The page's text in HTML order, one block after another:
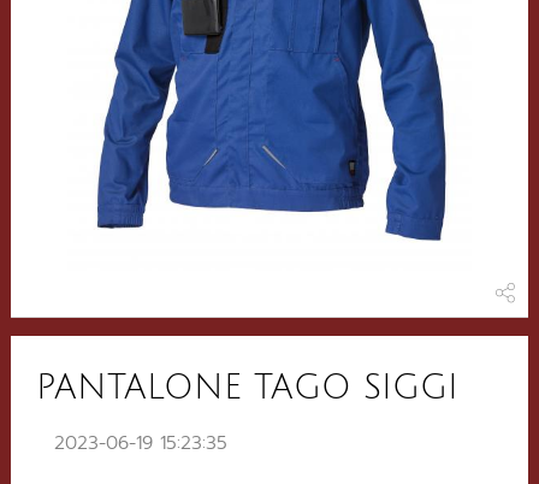
PANTALONE TAGO SIGGI
2023-06-19 15:23:35